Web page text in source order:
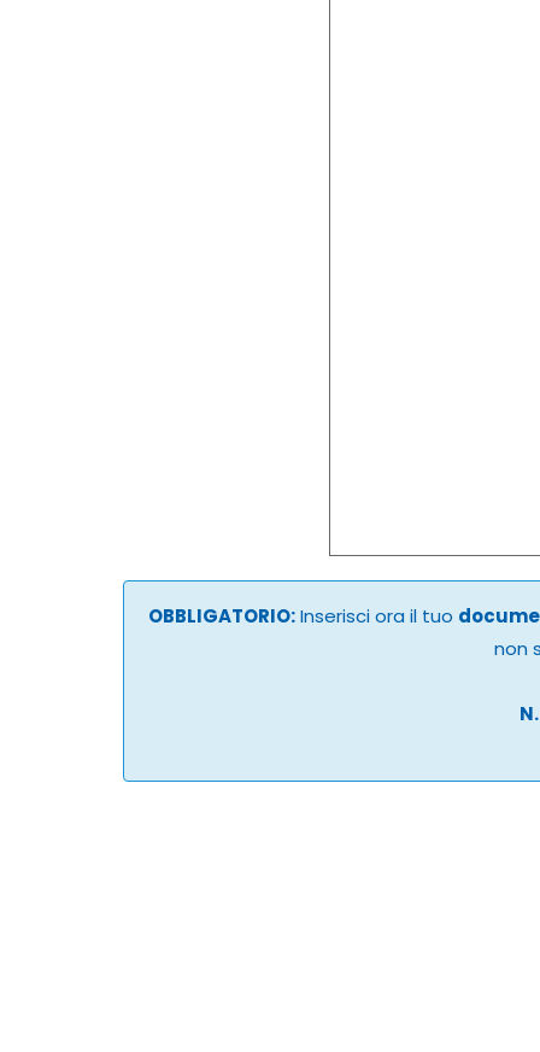
OBBLIGATORIO:Inserisci ora il tuo
non